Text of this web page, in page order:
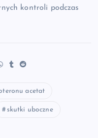
kontroli podczas
acetat
skutki uboczne